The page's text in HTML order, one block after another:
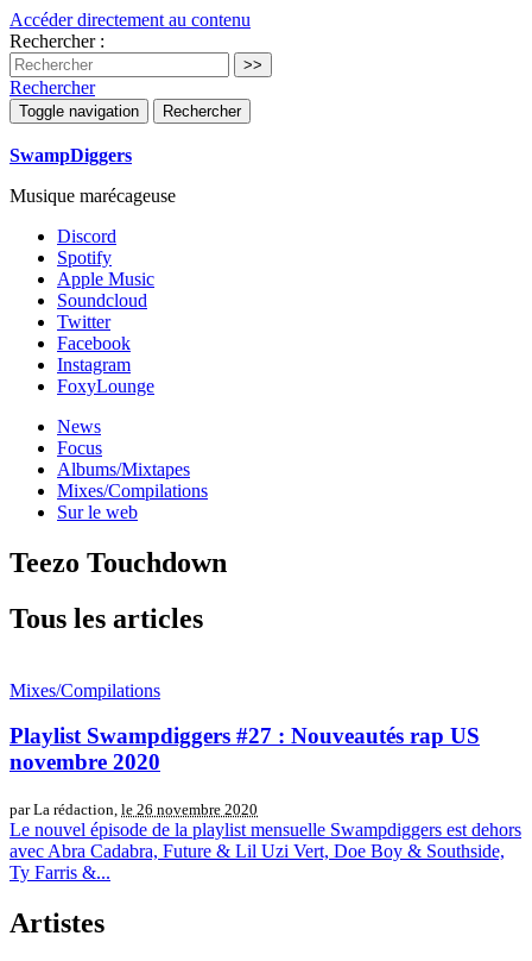
Accéder directement au contenu
Rechercher :
Rechercher
Toggle navigation Rechercher
SwampDiggers
Musique marécageuse
Discord
Spotify
Apple Music
Soundcloud
Twitter
Facebook
Instagram
FoxyLounge
News
Focus
Albums/Mixtapes
Mixes/Compilations
Sur le web
Teezo Touchdown
Tous les articles
Mixes/Compilations
Playlist Swampdiggers #27 : Nouveautés rap US
novembre 2020
par La rédaction, le 26 novembre 2020
Le nouvel épisode de la playlist mensuelle Swampdiggers est dehors
avec Abra Cadabra, Future & Lil Uzi Vert, Doe Boy & Southside,
Ty Farris &...
Artistes